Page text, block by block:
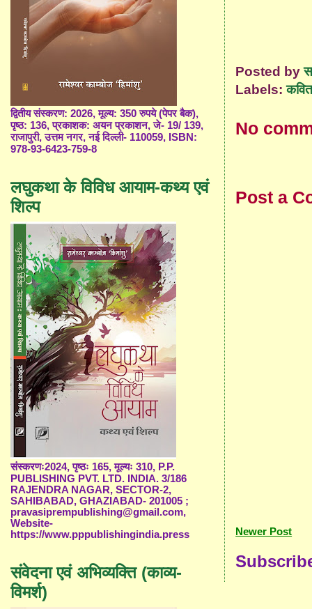
Posted by
Labels:
No
Post a
Newer Post
द्वितीय संस्करण: 2026, मूल्य: 350 रुपये (पेपर बैक),
पृष्ठ: 136, प्रकाशक: अयन प्रकाशन, जे- 19/ 139,
राजापुरी, उत्तम नगर, नई दिल्ली- 110059, ISBN:
978-93-6423-759-8
लघुकथा के विविध आयाम-कथ्य एवं
शिल्प
संस्करणः2024, पृष्ठः 165, मूल्यः 310, P.P.
PUBLISHING PVT. LTD. INDIA. 3/186
RAJENDRA NAGAR, SECTOR-2,
SAHIBABAD, GHAZIABAD- 201005 ;
pravasiprempublishing@gmail.com,
Website-
https://www.pppublishingindia.press
संवेदना एवं अभिव्यक्ति (काव्य-
विमर्श)